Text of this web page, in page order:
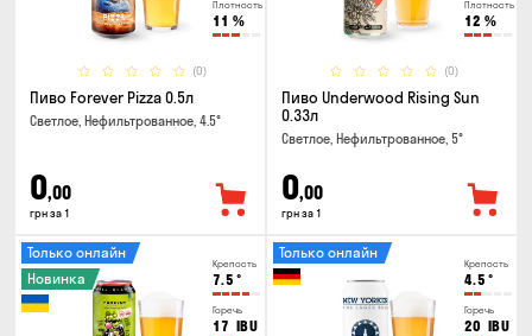
Плотность
11 %
(0)
Пиво Forever Pizza 0.5л
Светлое, Нефильтрованное, 4.5°
0,00
грн за 1
Плотность
12 %
(0)
Пиво Underwood Rising Sun
0.33л
Светлое, Нефильтрованное, 5°
0,00
грн за 1
Крепость
7.5 °
Горечь
17 IBU
Только онлайн
Новинка
Крепость
4.5 °
Горечь
20 IBU
Только онлайн